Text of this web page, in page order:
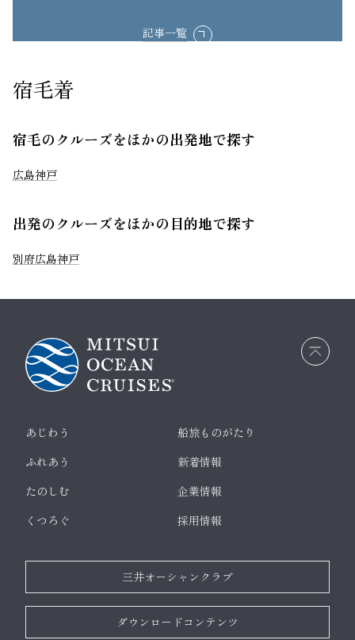
記事一覧
宿毛着
宿毛のクルーズをほかの出発地で探す
広島神戸
出発のクルーズをほかの目的地で探す
別府広島神戸
画面
最上
あじわう
ふれあう
たのしむ
くつろぐ
船旅ものがたり
新着情報
企業情報
採用情報
三井オーシャンクラブ
ダウンロードコンテンツ